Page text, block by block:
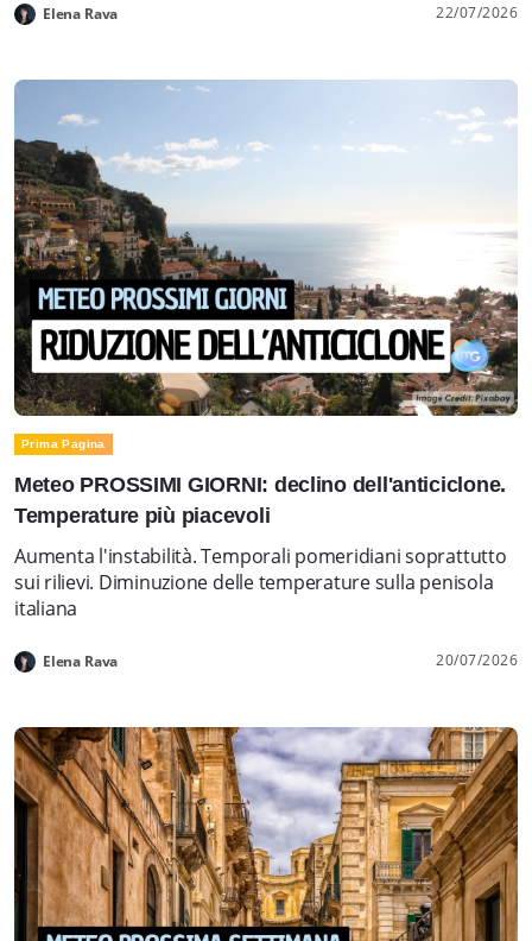
Elena Rava 22/07/2026
Prima Pagina
Meteo PROSSIMI GIORNI: declino dell'anticiclone.
Temperature più piacevoli
Aumenta l'instabilità. Temporali pomeridiani soprattutto
sui rilievi. Diminuzione delle temperature sulla penisola
italiana
Elena Rava 20/07/2026